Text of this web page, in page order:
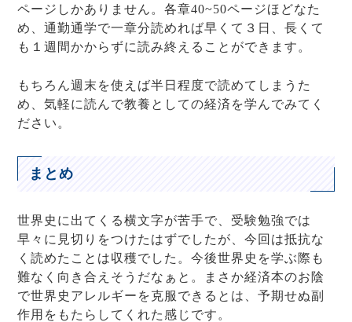
ページしかありません。各章40~50ページほどなた
め、通勤通学で一章分読めれば早くて３日、長くて
も１週間かからずに読み終えることができます。
もちろん週末を使えば半日程度で読めてしまうた
め、気軽に読んで教養としての経済を学んでみてく
ださい。
まとめ
世界史に出てくる横文字が苦手で、受験勉強では
早々に見切りをつけたはずでしたが、今回は抵抗な
く読めたことは収穫でした。今後世界史を学ぶ際も
難なく向き合えそうだなぁと。まさか経済本のお陰
で世界史アレルギーを克服できるとは、予期せぬ副
作用をもたらしてくれた感じです。